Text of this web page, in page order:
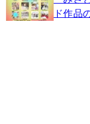
ド作品